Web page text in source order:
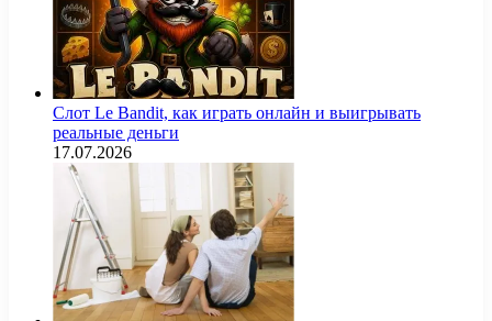
Слот Le Bandit, как играть онлайн и выигрывать
реальные деньги
17.07.2026